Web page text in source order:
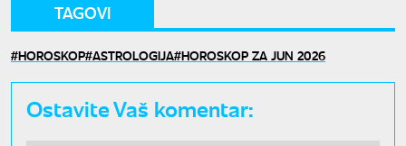
TAGOVI
HOROSKOP ASTROLOGIJA HOROSKOP ZA JUN 2026
Ostavite Vaš komentar: